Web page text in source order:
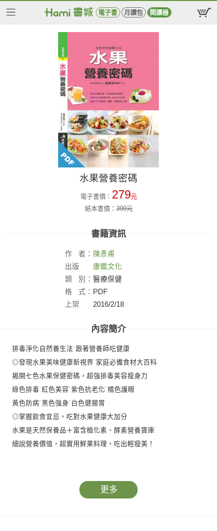
電子書 月讀包 閱讀器
水果營養密碼
電子書價： 279元
紙本書價：399元
書籍資訊
作 者： 陳彥甫
出版
社：
康鑑文化
類
別： 醫療保健
格
式： PDF
上架
2016/2/18
內容簡介
排毒淨化自然養生法˙跟著營養師吃健康
◎發現水果美味健康新視界˙家庭必備食材大百科
揭開七色水果保健密碼，超強排毒美容瘦身力
綠色排毒˙紅色美容˙紫色抗老化˙橘色護眼
黃色防病˙黑色強身˙白色健腸胃
◎掌握飲食宜忌，吃對水果健康大加分
水果是天然保養品＋富含植化素、酵素營養寶庫
細說營養價值，超實用鮮果料理，吃出輕瘦美！
180項 水果搭配組合，美味升級健康加值
百香果＋青木瓜搭配食用→促進代謝、避免肥胖
更多